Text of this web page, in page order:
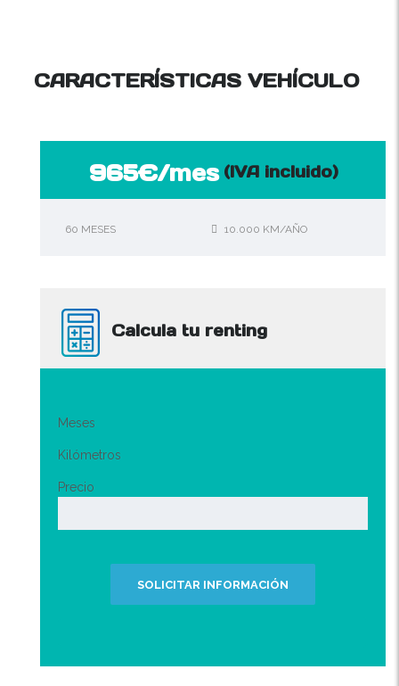
CARACTERÍSTICAS VEHÍCULO
965€/mes(IVA incluido)
60 MESES 10.000 KM/AÑO
Calcula tu renting
Meses
Kilómetros
Precio
SOLICITAR INFORMACIÓN